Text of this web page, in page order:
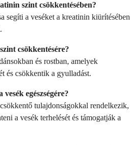
szint csökkentésében?
segíti a veséket a kreatinin kiürítésében
csökkentésére?
és rostban, amelyek
és csökkentik a gyulladást.
egészségére?
tulajdonságokkal rendelkezik,
a vesék terhelését és támogatják a